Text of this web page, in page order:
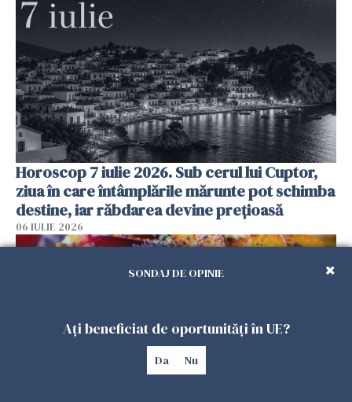
Horoscop 7 iulie 2026. Sub cerul lui Cuptor,
ziua în care întâmplările mărunte pot schimba
destine, iar răbdarea devine prețioasă
06 IULIE 2026
SONDAJ DE OPINIE
Ați beneficiat de oportunități în UE?
Da Nu